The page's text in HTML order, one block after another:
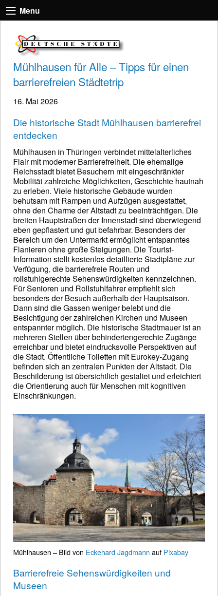
Menu
Mühlhausen für Alle – Tipps für einen
barrierefreien Städtetrip
16. Mai 2026
Die historische Stadt Mühlhausen barrierefrei
entdecken
Mühlhausen in Thüringen verbindet mittelalterliches
Flair mit moderner Barrierefreiheit. Die ehemalige
Reichsstadt bietet Besuchern mit eingeschränkter
Mobilität zahlreiche Möglichkeiten, Geschichte hautnah
zu erleben. Viele historische Gebäude wurden
behutsam mit Rampen und Aufzügen ausgestattet,
ohne den Charme der Altstadt zu beeinträchtigen. Die
breiten Hauptstraßen der Innenstadt sind überwiegend
eben gepflastert und gut befahrbar. Besonders der
Bereich um den Untermarkt ermöglicht entspanntes
Flanieren ohne große Steigungen. Die Tourist-
Information stellt kostenlos detaillierte Stadtpläne zur
Verfügung, die barrierefreie Routen und
rollstuhlgerechte Sehenswürdigkeiten kennzeichnen.
Für Senioren und Rollstuhlfahrer empfiehlt sich
besonders der Besuch außerhalb der Hauptsaison.
Dann sind die Gassen weniger belebt und die
Besichtigung der zahlreichen Kirchen und Museen
entspannter möglich. Die historische Stadtmauer ist an
mehreren Stellen über behindertengerechte Zugänge
erreichbar und bietet eindrucksvolle Perspektiven auf
die Stadt. Öffentliche Toiletten mit Eurokey-Zugang
befinden sich an zentralen Punkten der Altstadt. Die
Beschilderung ist übersichtlich gestaltet und erleichtert
die Orientierung auch für Menschen mit kognitiven
Einschränkungen.
Mühlhausen – Bild von Eckehard Jagdmann auf Pixabay
Barrierefreie Sehenswürdigkeiten und
Museen